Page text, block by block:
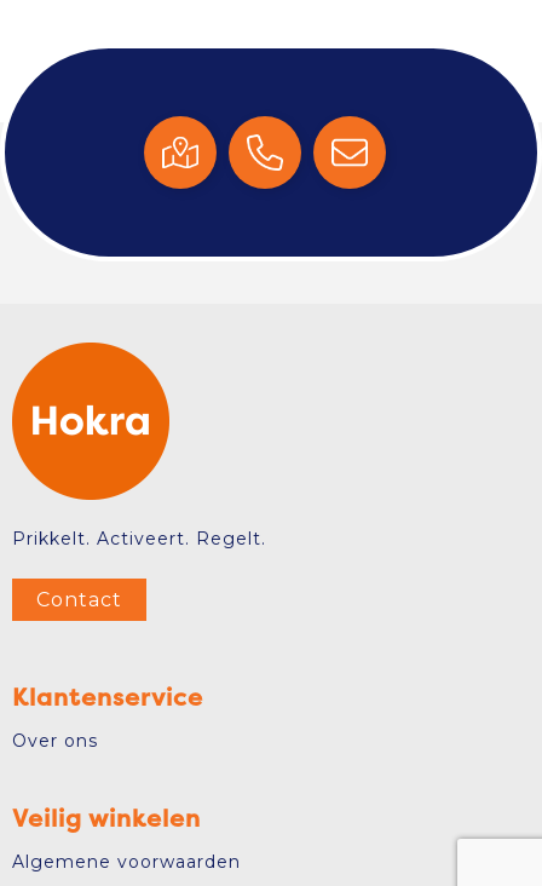
Prikkelt. Activeert. Regelt.
Contact
Klantenservice
Over ons
Veilig winkelen
Algemene voorwaarden